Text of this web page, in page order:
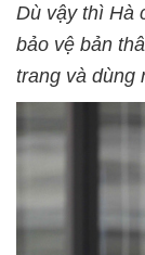
Dù vậy thì Hà
bảo vệ bản
trang và dùng